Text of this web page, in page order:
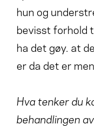
hun og
bevisst forhold
ha det gøy. at
er da det er
Hva tenker du
behandlingen